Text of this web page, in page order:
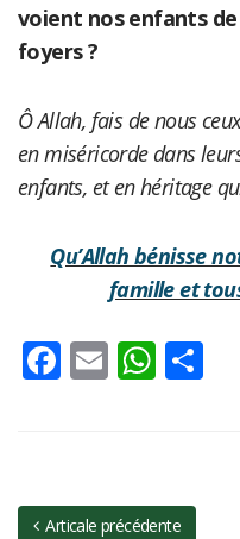
voient nos enfants
foyers ?
Ô Allah, fais de nous
en miséricorde dans
enfants, et en héritage
Qu’Allah bénisse
famille et
Facebook
Email
Articale précédente